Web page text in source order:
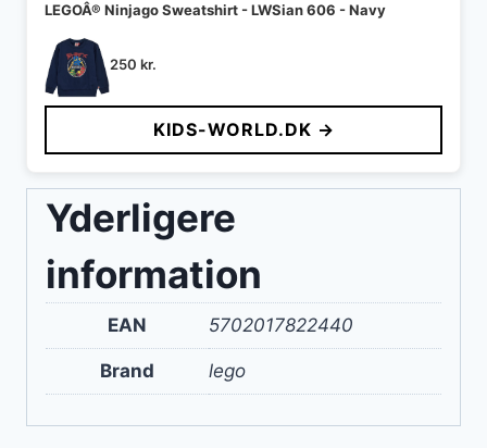
LEGOÂ® Ninjago Sweatshirt - LWSian 606 - Navy
250 kr.
KIDS-WORLD.DK →
Yderligere
information
EAN 5702017822440
Brand lego